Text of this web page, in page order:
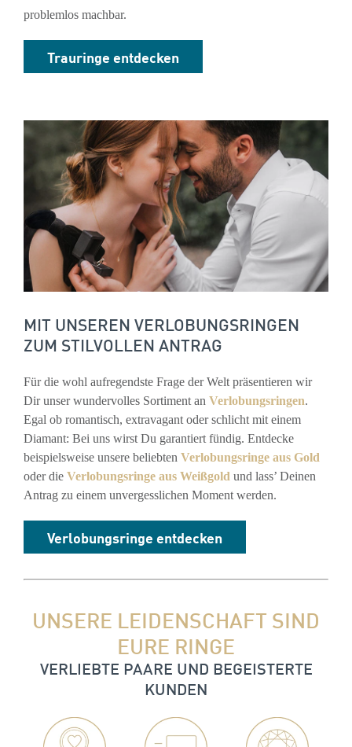
problemlos machbar.
Trauringe entdecken
MIT UNSEREN VERLOBUNGSRINGEN
ZUM STILVOLLEN ANTRAG
Für die wohl aufregendste Frage der Welt präsentieren wir
Dir unser wundervolles Sortiment an Verlobungsringen.
Egal ob romantisch, extravagant oder schlicht mit einem
Diamant: Bei uns wirst Du garantiert fündig. Entdecke
beispielsweise unsere beliebten Verlobungsringe aus Gold
oder die Verlobungsringe aus Weißgold und lass’ Deinen
Antrag zu einem unvergesslichen Moment werden.
Verlobungsringe entdecken
UNSERE LEIDENSCHAFT SIND
EURE RINGE
VERLIEBTE PAARE UND BEGEISTERTE
KUNDEN